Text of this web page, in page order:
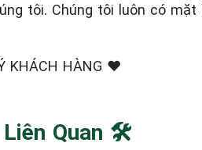
tôi. Chúng tôi luôn có
KHÁCH HÀNG ❤️
Liên Quan 🛠️